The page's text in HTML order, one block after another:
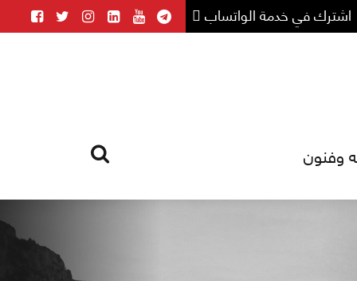
اشترك في خدمة الواتساب
وفنون